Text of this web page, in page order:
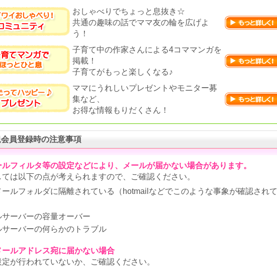
おしゃべりでちょっと息抜き☆
共通の趣味の話でママ友の輪を広げよ
う！
子育て中の作家さんによる4コママンガを
掲載！
子育てがもっと楽しくなる♪
ママにうれしいプレゼントやモニター募
集など、
お得な情報もりだくさん！
員登録時の注意事項
フィルタ等の設定などにより、メールが届かない場合があります。
は以下の点が考えられますので、ご確認ください。
ールフォルダに隔離されている（hotmailなどでこのような事象が確認されて
サーバーの容量オーバー
サーバーの何らかのトラブル
ールアドレス宛に届かない場合
定が行われていないか、ご確認ください。